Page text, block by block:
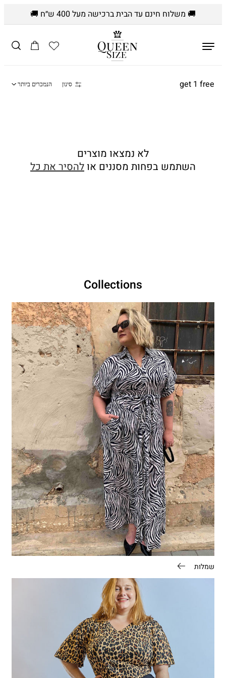
דלג לתוכן
🚚 משלוח חינם עד הבית ברכישה מעל 400 ש״ח 🚚
הרשימה
שלי
עֲגָלָה
א
get 1 free סינון
מיין
הנמכרים ביותר
לא נמצאו מוצרים
השתמש בפחות מסננים או להסיר את כל
Collections
שמלות